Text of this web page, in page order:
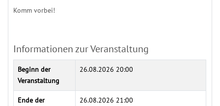
Komm vorbei!
Informationen zur Veranstaltung
Beginn der
Veranstaltung
26.08.2026 20:00
Ende der
26.08.2026 21:00